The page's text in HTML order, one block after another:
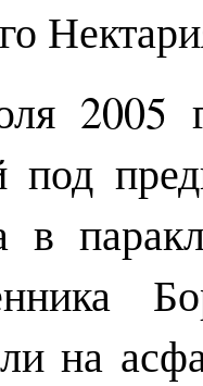
2005
под
в
на